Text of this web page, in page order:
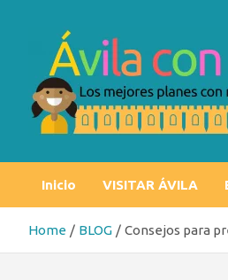
Inicio VISITAR ÁVILA
Home BLOG Consejos para